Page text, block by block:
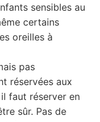
sensibles au
certains
oreilles à
pas
réservées aux
faut réserver en
sûr. Pas de